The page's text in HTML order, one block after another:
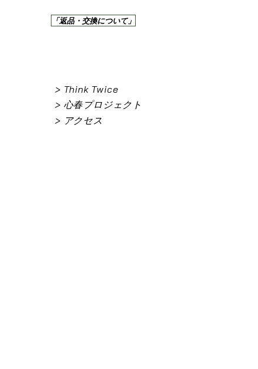
「返品・交換について」
> アクセス
> 心春プロジェクト
> Think Twice